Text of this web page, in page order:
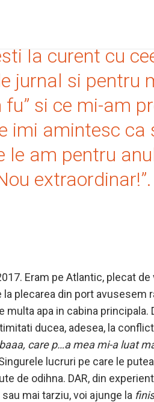
al acestui blog,
la curent cu
jurnal si pentru
fu” si ce mi-am
imi amintesc
le am pentru
Eram pe Atlantic, plecat
la plecarea din port
multa apa in cabina
ducea, adesea, la
care p…a mea mi-a luat
lucruri pe care le
de odihna. DAR, din
mai tarziu, voi ajunge la